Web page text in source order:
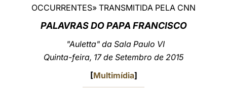
中文
LATINE
OCCURRENTES» TRANSMITIDA PELA CNN
PALAVRAS DO PAPA FRANCISCO
"Auletta" da Sala Paulo VI
Quinta-feira, 17 de Setembro de 2015
[Multimídia]